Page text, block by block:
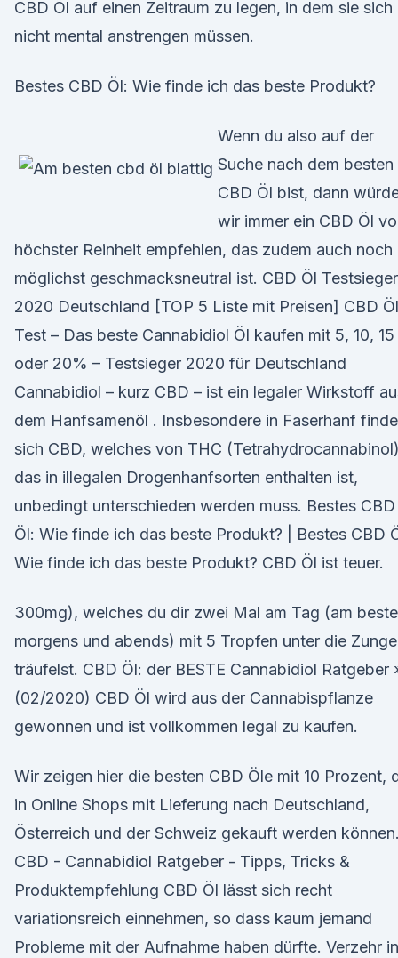
CBD Öl auf einen Zeitraum zu legen, in dem sie sich
nicht mental anstrengen müssen.
Bestes CBD Öl: Wie finde ich das beste Produkt?
Wenn du also auf der
Suche nach dem besten
CBD Öl bist, dann
wir immer ein CBD Öl
höchster Reinheit empfehlen, das zudem auch noch
möglichst geschmacksneutral ist. CBD Öl Testsieger
2020 Deutschland [TOP 5 Liste mit Preisen] CBD Öl
Test – Das beste Cannabidiol Öl kaufen mit 5, 10, 15
oder 20% – Testsieger 2020 für Deutschland
Cannabidiol – kurz CBD – ist ein legaler Wirkstoff
dem Hanfsamenöl . Insbesondere in Faserhanf
sich CBD, welches von THC
das in illegalen Drogenhanfsorten enthalten ist,
unbedingt unterschieden werden muss. Bestes CBD
Öl: Wie finde ich das beste Produkt? | Bestes CBD
Wie finde ich das beste Produkt? CBD Öl ist teuer.
300mg), welches du dir zwei Mal am Tag (am
morgens und abends) mit 5 Tropfen unter die Zunge
träufelst. CBD Öl: der BESTE Cannabidiol Ratgeber
(02/2020) CBD Öl wird aus der Cannabispflanze
gewonnen und ist vollkommen legal zu kaufen.
Wir zeigen hier die besten CBD Öle mit 10 Prozent,
in Online Shops mit Lieferung nach Deutschland,
Österreich und der Schweiz gekauft werden können. ️
CBD - Cannabidiol Ratgeber - Tipps, Tricks &
Produktempfehlung CBD Öl lässt sich recht
variationsreich einnehmen, so dass kaum jemand
Probleme mit der Aufnahme haben dürfte. Verzehr in